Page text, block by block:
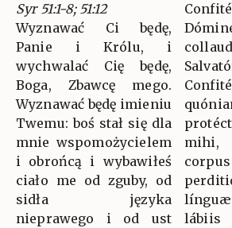
Syr 51:1-8; 51:12
Wyznawać Ci będę,
Panie i Królu, i
wychwalać Cię będę,
Boga, Zbawcę mego.
Wyznawać będę imieniu
Twemu: boś stał się dla
mnie wspomożycielem
i obrońcą i wybawiłeś
ciało me od zguby, od
sidła języka
nieprawego i od ust